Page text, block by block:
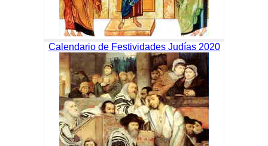
Calendario de Festividades Judías 2020